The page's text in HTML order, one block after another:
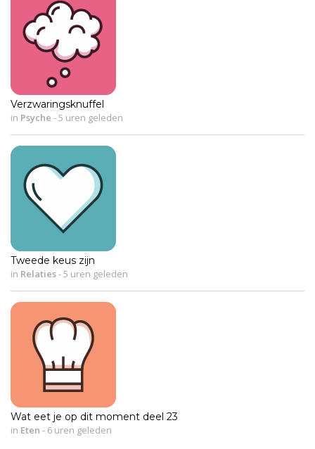
Verzwaringsknuffel
in Psyche -5 uren geleden
Tweede keus zijn
in Relaties-5 uren geleden
Wat eet je op dit moment deel 23
in Eten - 6 uren geleden